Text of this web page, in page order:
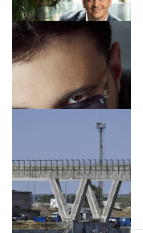
Családi
vállalkozások
TÁMOGATÓI
Forbes-sztori